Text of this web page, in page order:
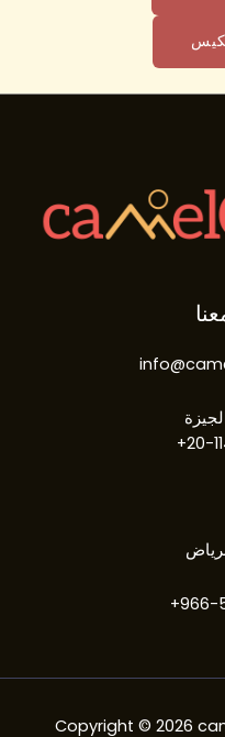
20-
966-
Copyright © 2026